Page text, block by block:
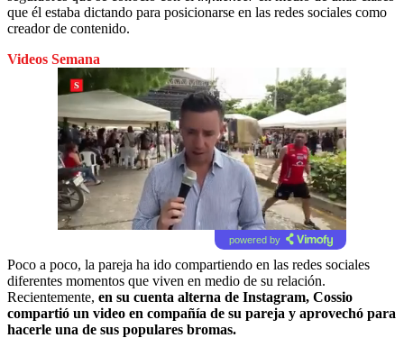
que él estaba dictando para posicionarse en las redes sociales como
creador de contenido.
Videos Semana
powered by
Poco a poco, la pareja ha ido compartiendo en las redes sociales
diferentes momentos que viven en medio de su relación.
Recientemente, en su cuenta alterna de Instagram, Cossio
compartió un video en compañía de su pareja y aprovechó para
hacerle una de sus populares bromas.